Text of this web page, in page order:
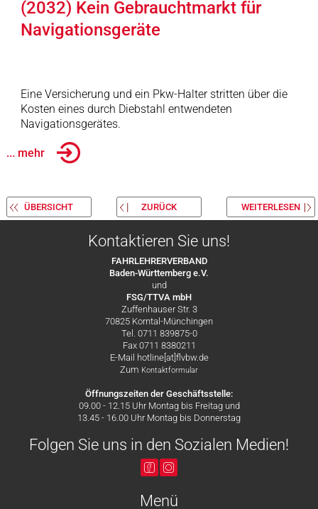
(2032) Kein Gebrauchtmarkt für
Navigationsgeräte
Eine Versicherung und ein Pkw-Halter stritten über die
Kosten eines durch Diebstahl entwendeten
Navigationsgerätes.
... mehr
ÜBERSICHT ZURÜCK WEITERLESEN
Kontaktieren Sie uns!
FAHRLEHRERVERBAND
Baden-Württemberg e.V.
und
FSG/TTVA mbH
Zuffenhauser Str. 3
70825 Korntal-Münchingen
Tel. 0711 839875-0
Fax 0711 8380211
E-Mail hotline[at]flvbw.de
Zum Kontaktformular
Öffnungszeiten der Geschäftsstelle:
09.00 - 12.15 Uhr Montag bis Freitag und
13.45 - 16.00 Uhr Montag bis Donnerstag
Folgen Sie uns in den Sozialen Medien!
Menü